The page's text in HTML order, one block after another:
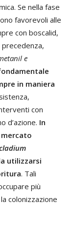
Se nella fase
favorevoli alle
con boscalid,
e
in maniera
con
d’azione. In
utilizzarsi
. Tali
più
colonizzazione